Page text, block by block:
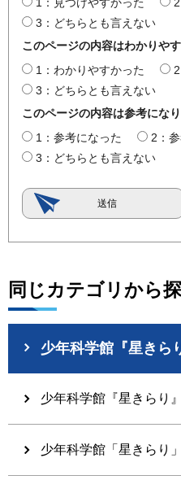
1：見つけやすかった
3：どちらとも言えない
このページの内容はわかりや
1：わかりやすかった
3：どちらとも言えない
このページの内容は参考にな
1：参考になった
2：
3：どちらとも言えない
同じカテゴリから
少年科学館『星きら
少年科学館『星きらり』
少年科学館「星きらり